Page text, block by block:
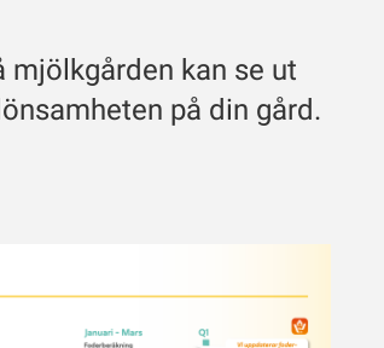
kan se ut
på din gård.